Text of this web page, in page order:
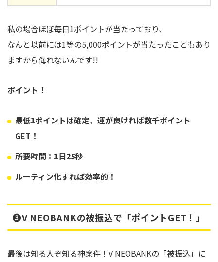
私の場合ほぼ毎日1ポイントが当たっており、
なんと以前には1等の5,000ポイントが当たったこともあり
ますから侮れないんです!!
ポイント！
最低1ポイントは確定、運が良ければ数千ポイント
GET！
所要時間：1日25秒
ルーティン化すれば効率的！
➌V NEOBANKの被振込で「ポイントGET！」
最後は知る人ぞ知る神案件！V NEOBANKの「被振込」に